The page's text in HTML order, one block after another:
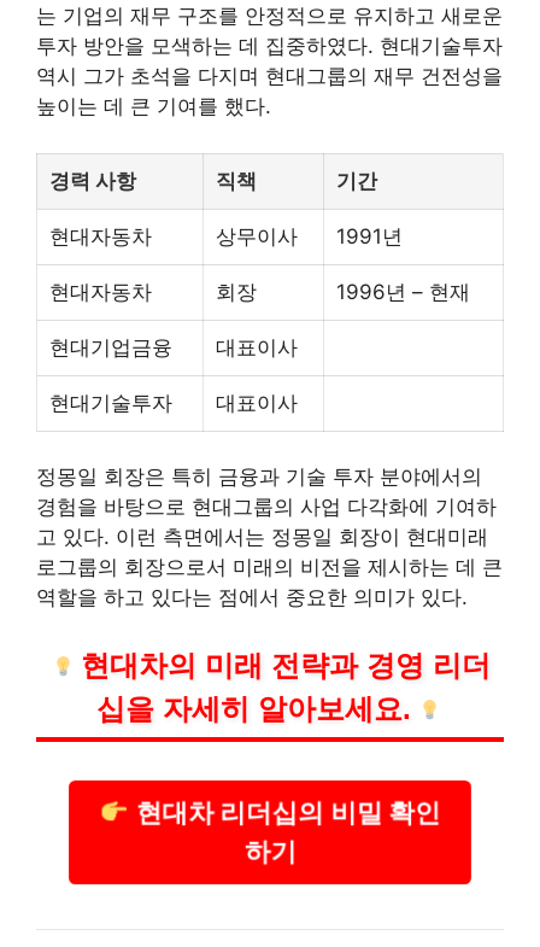
는 기업의 재무 구조를 안정적으로 유지하고 새로운
투자 방안을 모색하는 데 집중하였다. 현대기술투자
역시 그가 초석을 다지며 현대그룹의 재무 건전성을
높이는 데 큰 기여를 했다.
경력 사항 직책 기간
현대자동차 상무이사 1991년
현대자동차 회장 1996년 – 현재
현대기업금융 대표이사
현대기술투자 대표이사
정몽일 회장은 특히 금융과 기술 투자 분야에서의
경험을 바탕으로 현대그룹의 사업 다각화에 기여하
고 있다. 이런 측면에서는 정몽일 회장이 현대미래
로그룹의 회장으로서 미래의 비전을 제시하는 데 큰
역할을 하고 있다는 점에서 중요한 의미가 있다.
현대차의 미래 전략과 경영 리더
십을 자세히 알아보세요.
현대차 리더십의 비밀 확인
하기